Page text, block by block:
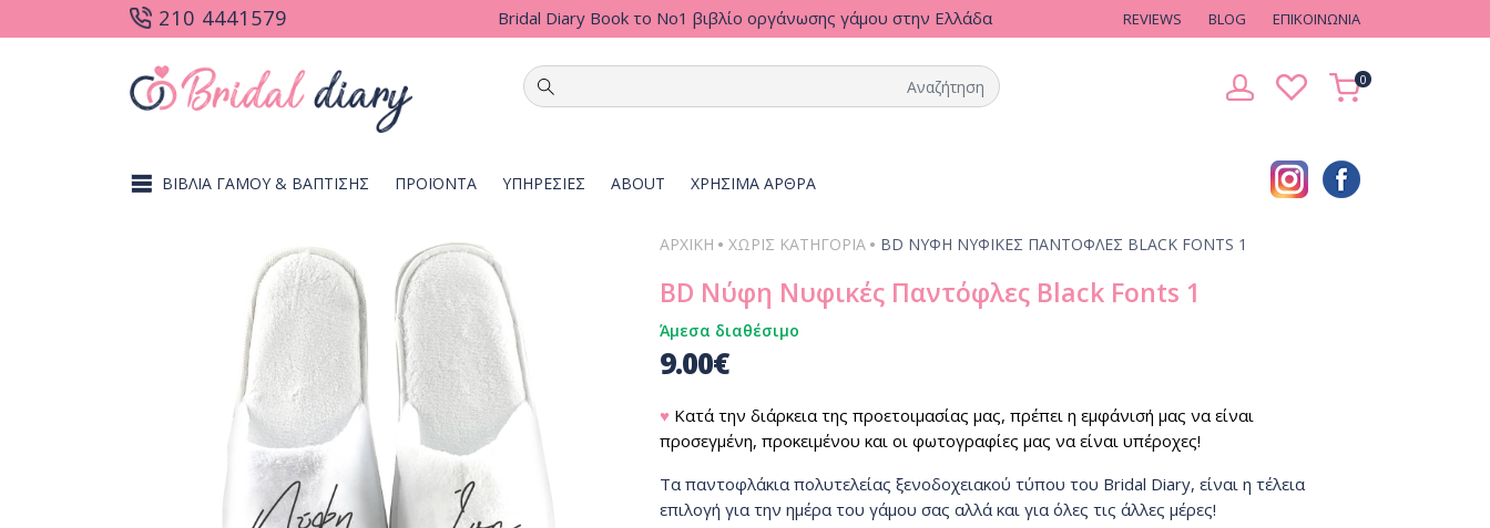
210 4441579 Bridal Diary Book το Νο1 βιβλίο οργάνωσης γάμου στην Ελλάδα REVIEWS BLOG EΠΙΚΟΙΝΩΝΙΑ
0
ΒΙΒΛΙΑ ΓΑΜΟΥ & ΒΑΠΤΙΣΗΣ ΠΡΟΪΟΝΤΑ ΥΠΗΡΕΣΙΕΣ ABOUT ΧΡΗΣΙΜΑ ΑΡΘΡΑ
ΑΡΧΙΚΗ • ΧΩΡΊΣ ΚΑΤΗΓΟΡΊΑ • BD ΝΎΦΗ ΝΥΦΙΚΈΣ ΠΑΝΤΌΦΛΕΣ BLACK FONTS 1
BD Νύφη Νυφικές Παντόφλες Black Fonts 1
Άμεσα διαθέσιμο
9.00€
♥ Κατά την διάρκεια της προετοιμασίας μας, πρέπει η εμφάνισή μας να είναι
προσεγμένη, προκειμένου και οι φωτογραφίες μας να είναι υπέροχες!
Τα παντοφλάκια πολυτελείας ξενοδοχειακού τύπου του Bridal Diary, είναι η τέλεια
επιλογή για την ημέρα του γάμου σας αλλά και για όλες τις άλλες μέρες!